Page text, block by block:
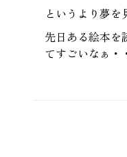
というより夢
先日ある絵本を
てすごいなぁ・